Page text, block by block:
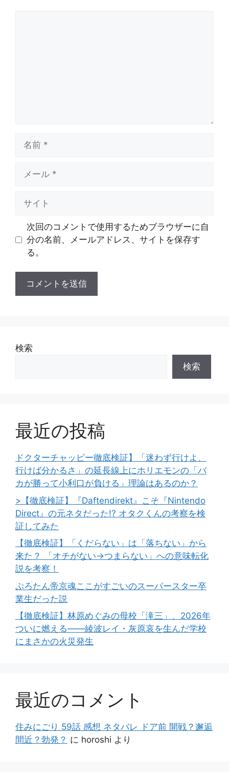
次回のコメントで使用するためブラウザーに自
分の名前、メールアドレス、サイトを保存す
る。
検索
検索
最近の投稿
ドクターチャッピー徹底検証】「迷わず行けよ、
行けば分かるさ」の延長線上にホリエモンの「バ
カが勝って小利口が負ける」理論はあるのか？
>【徹底検証】『Daftendirekt』こそ『Nintendo
Direct』の元ネタだった!? オタクくんの考察を検
証してみた
【徹底検証】「くだらない」は「落ちない」から
来た？ 「オチがない→つまらない」への意味転化
説を考察！
ぷろたん帝京魂ここがすごいのスーパースター卒
業生だった説
【徹底検証】林原めぐみの母校「滝三」、2026年
ついに燃える――綾波レイ・灰原哀を生んだ学校
にまさかの火災発生
最近のコメント
住みにごり 59話 感想 ネタバレ ドア前 開戦？邂逅
間近？勃発？ に horoshi より